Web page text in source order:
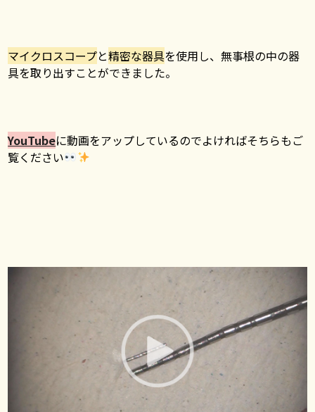
マイクロスコープと精密な器具を使用し、無事根の中の器
具を取り出すことができました。
YouTubeに動画をアップしているのでよければそちらもご
覧ください